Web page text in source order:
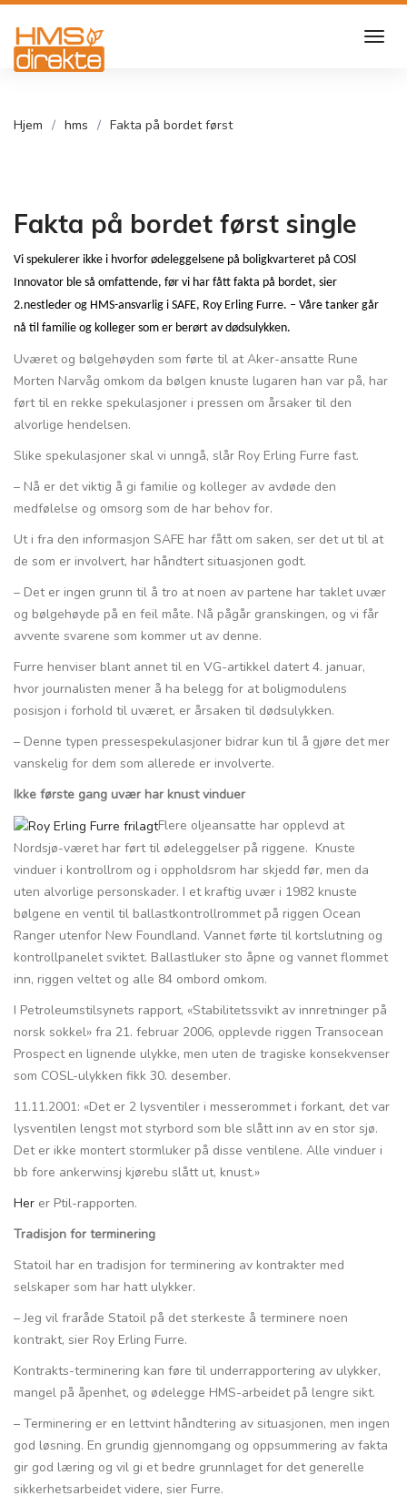
Hjem hms Fakta på bordet først
Fakta på bordet først single
Vi spekulerer ikke i hvorfor ødeleggelsene på boligkvarteret på COSl
Innovator ble så omfattende, før vi har fått fakta på bordet, sier
2.nestleder og HMS-ansvarlig i SAFE, Roy Erling Furre. – Våre tanker går
nå til familie og kolleger som er berørt av dødsulykken.
Uværet og bølgehøyden som førte til at Aker-ansatte Rune
Morten Narvåg omkom da bølgen knuste lugaren han var på, har
ført til en rekke spekulasjoner i pressen om årsaker til den
alvorlige hendelsen.
Slike spekulasjoner skal vi unngå, slår Roy Erling Furre fast.
– Nå er det viktig å gi familie og kolleger av avdøde den
medfølelse og omsorg som de har behov for.
Ut i fra den informasjon SAFE har fått om saken, ser det ut til at
de som er involvert, har håndtert situasjonen godt.
– Det er ingen grunn til å tro at noen av partene har taklet uvær
og bølgehøyde på en feil måte. Nå pågår granskingen, og vi får
avvente svarene som kommer ut av denne.
Furre henviser blant annet til en VG-artikkel datert 4. januar,
hvor journalisten mener å ha belegg for at boligmodulens
posisjon i forhold til uværet, er årsaken til dødsulykken.
– Denne typen pressespekulasjoner bidrar kun til å gjøre det mer
vanskelig for dem som allerede er involverte.
Ikke første gang uvær har knust vinduer
Flere oljeansatte har opplevd at
Nordsjø-været har ført til ødeleggelser på riggene. Knuste
vinduer i kontrollrom og i oppholdsrom har skjedd før, men da
uten alvorlige personskader. I et kraftig uvær i 1982 knuste
bølgene en ventil til ballastkontrollrommet på riggen Ocean
Ranger utenfor New Foundland. Vannet førte til kortslutning og
kontrollpanelet sviktet. Ballastluker sto åpne og vannet flommet
inn, riggen veltet og alle 84 ombord omkom.
I Petroleumstilsynets rapport, «Stabilitetssvikt av innretninger på
norsk sokkel» fra 21. februar 2006, opplevde riggen Transocean
Prospect en lignende ulykke, men uten de tragiske konsekvenser
som COSL-ulykken fikk 30. desember.
11.11.2001: «Det er 2 lysventiler i messerommet i forkant, det var
lysventilen lengst mot styrbord som ble slått inn av en stor sjø.
Det er ikke montert stormluker på disse ventilene. Alle vinduer i
bb fore ankerwinsj kjørebu slått ut, knust.»
Her er Ptil-rapporten.
Tradisjon for terminering
Statoil har en tradisjon for terminering av kontrakter med
selskaper som har hatt ulykker.
– Jeg vil fraråde Statoil på det sterkeste å terminere noen
kontrakt, sier Roy Erling Furre.
Kontrakts-terminering kan føre til underrapportering av ulykker,
mangel på åpenhet, og ødelegge HMS-arbeidet på lengre sikt.
– Terminering er en lettvint håndtering av situasjonen, men ingen
god løsning. En grundig gjennomgang og oppsummering av fakta
gir god læring og vil gi et bedre grunnlaget for det generelle
sikkerhetsarbeidet videre, sier Furre.